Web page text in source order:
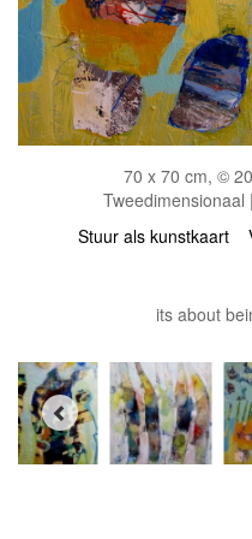
70 x 70 cm, ©
Stuur als kunstkaart
its about